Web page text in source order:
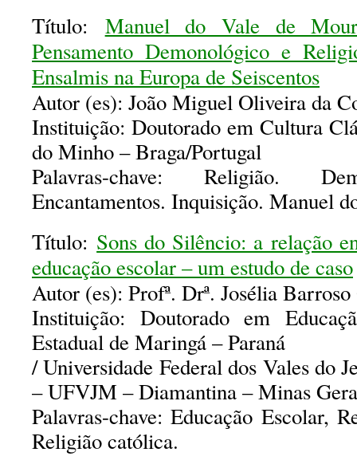
Título: Manuel do Vale de
Pensamento Demonológico e
Ensalmis na Europa de Seiscentos
Autor (es): João Miguel Oliveira da
Instituição: Doutorado em Cultura
do Minho – Braga/Portugal
Palavras-chave: Religião.
Encantamentos. Inquisição. Manuel
Título: Sons do Silêncio: a relação
educação escolar – um estudo de caso
Autor (es): Profª. Drª. Josélia
Instituição: Doutorado em
Estadual de Maringá – Paraná
/ Universidade Federal dos Vales do
– UFVJM – Diamantina – Minas
Palavras-chave: Educação Escolar,
Religião católica.